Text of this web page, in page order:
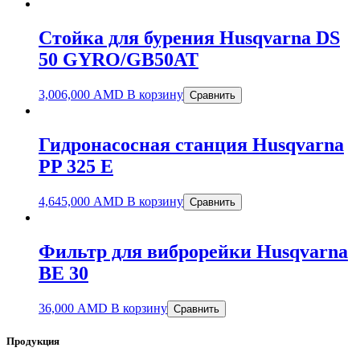
Стойка для бурения Husqvarna DS
50 GYRO/GB50AT
3,006,000 AMD В корзину Сравнить
Гидронасосная станция Husqvarna
PP 325 E
4,645,000 AMD В корзину Сравнить
Фильтр для виброрейки Husqvarna
BE 30
36,000 AMD В корзину Сравнить
Продукция